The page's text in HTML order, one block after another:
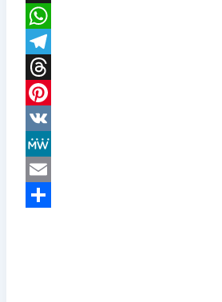
X
WhatsApp
Telegram
Threads
Pinterest
VK
MeWe
Email